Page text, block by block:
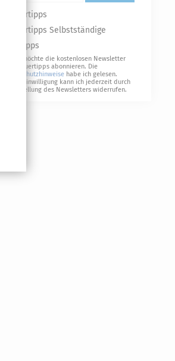
Steuertipps
Steuertipps Selbstständige
Geldtipps
Ja, ich möchte die kostenlosen Newsletter
von Steuertipps abonnieren. Die
Datenschutzhinweise habe ich gelesen.
Meine Einwilligung kann ich jederzeit durch
Abbestellung des Newsletters widerrufen.